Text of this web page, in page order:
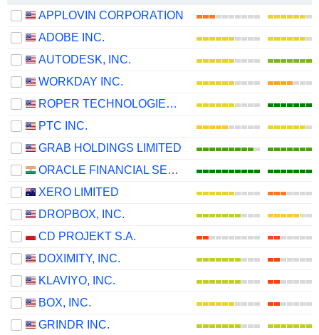
APPLOVIN CORPORATION
ADOBE INC.
AUTODESK, INC.
WORKDAY INC.
ROPER TECHNOLOGIES, INC.
PTC INC.
GRAB HOLDINGS LIMITED
ORACLE FINANCIAL SERVICES SOFTWARE LIMITED
XERO LIMITED
DROPBOX, INC.
CD PROJEKT S.A.
DOXIMITY, INC.
KLAVIYO, INC.
BOX, INC.
GRINDR INC.